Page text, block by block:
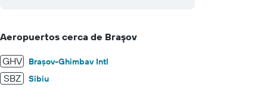
Aeropuertos cerca de Braşov
GHV Brașov-Ghimbav Intl
SBZ Sibiu